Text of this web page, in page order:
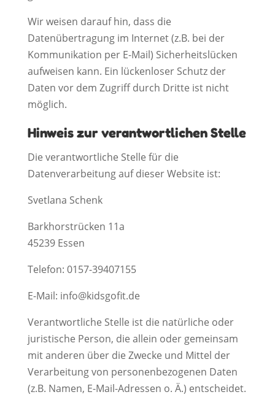
Wir weisen darauf hin, dass die
Datenübertragung im Internet (z.B. bei der
Kommunikation per E-Mail) Sicherheitslücken
aufweisen kann. Ein lückenloser Schutz der
Daten vor dem Zugriff durch Dritte ist nicht
möglich.
Hinweis zur verantwortlichen Stelle
Die verantwortliche Stelle für die
Datenverarbeitung auf dieser Website ist:
Svetlana Schenk
Barkhorstrücken 11a
45239 Essen
Telefon: 0157-39407155
E-Mail: info@kidsgofit.de
Verantwortliche Stelle ist die natürliche oder
juristische Person, die allein oder gemeinsam
mit anderen über die Zwecke und Mittel der
Verarbeitung von personenbezogenen Daten
(z.B. Namen, E-Mail-Adressen o. Ä.) entscheidet.